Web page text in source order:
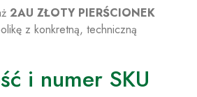
2AU ZŁOTY PIERŚCIONEK
z konkretną, techniczną
i numer SKU